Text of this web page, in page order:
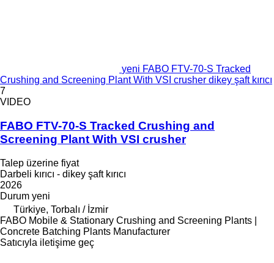
yeni FABO FTV-70-S Tracked
Crushing and Screening Plant With VSI crusher dikey şaft kırıcı
7
VIDEO
FABO FTV-70-S Tracked Crushing and
Screening Plant With VSI crusher
Talep üzerine fiyat
Darbeli kırıcı - dikey şaft kırıcı
2026
Durum yeni
Türkiye, Torbalı / İzmir
FABO Mobile & Stationary Crushing and Screening Plants |
Concrete Batching Plants Manufacturer
Satıcıyla iletişime geç